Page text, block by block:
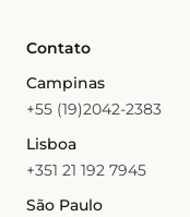
Contato
Campinas
+55 (19)2042-2383
Lisboa
+351 21 192 7945
São Paulo